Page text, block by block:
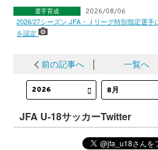
選手育成 2026/08/06
2026/27シーズン JFA・Ｊリーグ特別指定選手
を認定
前の記事へ 一覧へ
JFA U-18サッカーTwitter